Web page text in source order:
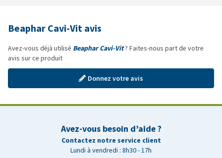
Beaphar Cavi-Vit avis
Avez-vous déjà utilisé Beaphar Cavi-Vit? Faites-nous part de votre
avis sur ce produit
Donnez votre avis
Avez-vous besoin d’aide ?
Contactez notre service client
Lundi à vendredi : 8h30 - 17h